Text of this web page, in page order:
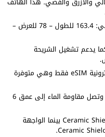
الوزن 233 جرام بينما الأبعاد كالتالي: 163.4 للطول – 78 للعرض –
يدعم تشغيل الشريحة
توجد طرازات تدعم الشريحة الإلكترونية eSIM فقط وهي متوفرة
يقاوم الماء والغبار بتصنيف IP68 وتصل مقاومة الماء إلى عمق 6
توجد طبقة حماية على الظهر Ceramic Shield بينما الواجهة